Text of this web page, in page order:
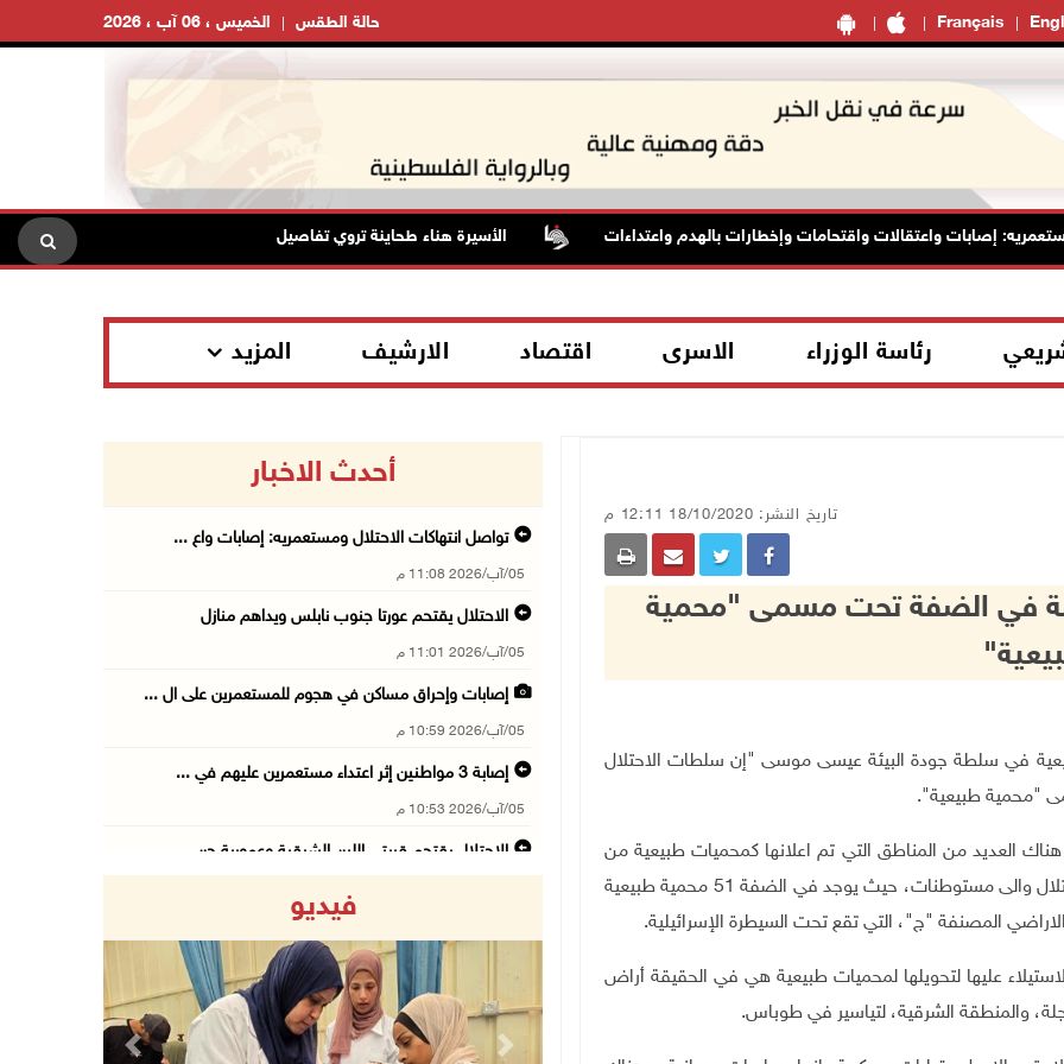
Français الخميس ، 06 آب ، 2026 حالة الطقس
إصابات واعتقالات واقتحامات وإخطارات بالهدم واعتداءات الأسيرة هناء طحاينة تروي تفاصيل اعتقالها: حُرمت من وداع أطفالها وتعرضت
رئاسة الوزراء الاسرى اقتصاد الارشيف المزيد
تاريخ النشر: 18/10/2020 12:11 م
يسيطر على 36 منطقة في الضفة تحت مسمى "محمية
المصادر الطبيعية في سلطة جودة البيئة عيسى موسى "إن سلطات الاحتلال
العديد من المناطق التي تم اعلانها كمحميات طبيعية من
قبل سلطات الاحتلال بهدف تحويلها الى معسكرات للاحتلال والى مستوطنات، حيث يوجد في الضفة 51 محمية طبيعية
مؤخرا الاستيلاء عليها لتحويلها لمحميات طبيعية هي في الحقيقة أراض
والمنطقة الشرقية، لتياسير في طوباس.
أحدث الاخبار
تواصل انتهاكات الاحتلال ومستعمريه: إصابات واع ...
05/آب/2026 11:08 م
الاحتلال يقتحم عورتا جنوب نابلس ويداهم منازل
05/آب/2026 11:01 م
إصابات وإحراق مساكن في هجوم للمستعمرين على ال ...
05/آب/2026 10:59 م
إصابة 3 مواطنين إثر اعتداء مستعمرين عليهم في ...
05/آب/2026 10:53 م
الاحتلال يقتحم قريتي اللبن الشرقية وعمورية جن ...
مستعمرون يقتحمون بيت فجار جنوب بيت لحم
05/آب/2026 10:19 م
فيديو
Previous Next